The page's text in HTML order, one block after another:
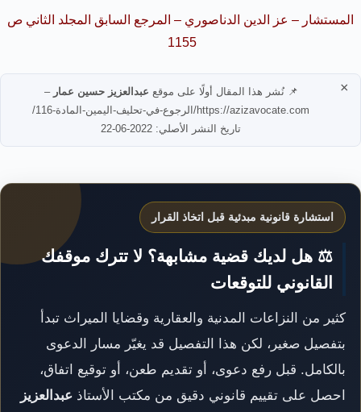
المستشار – عز الدين الدناصوري – المرجع السابق المجلد الثاني ص
1155
📌 نُشر هذا المقال أولًا على موقع عبدالعزيز حسين عمار –
https://azizavocate.com/الرجوع-في-تحليف-اليمين-المادة-116/
تاريخ النشر الأصلي: 2022-06-22
×
استشارة قانونية مبدئية قبل اتخاذ القرار
⚖️ هل لديك قضية مشابهة؟ لا تترك موقفك
القانوني للتوقعات
كثير من النزاعات المدنية والعقارية وقضايا الميراث تبدأ
بتفصيل صغير، لكن هذا التفصيل قد يغيّر مسار الدعوى
بالكامل. قبل رفع دعوى، أو تقديم طعن، أو توقيع اتفاق،
احصل على تقييم قانوني دقيق من مكتب الأستاذ عبدالعزيز